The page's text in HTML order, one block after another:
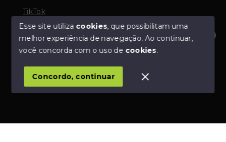
Fale comigo agora e encontre seu imóvel.
TikTok
© Copyright 2026 - Gledson Corretor de Imóveis -
SITE PARA IMOBILIARIA
Esse site utiliza cookies, que possibilitam uma
melhor experiência de navegação.Ao continuar,
você concorda com o uso de cookies.
Concordo, continuar